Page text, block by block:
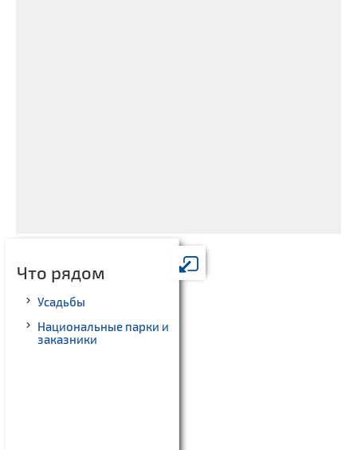
Что рядом
Усадьбы
Национальные парки и
заказники